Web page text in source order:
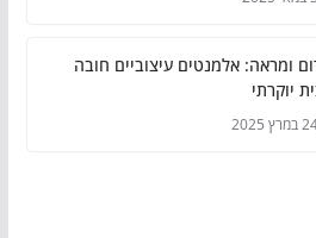
ומראה: אלמנטים עיצוביים חובה
יוקרתי
2025